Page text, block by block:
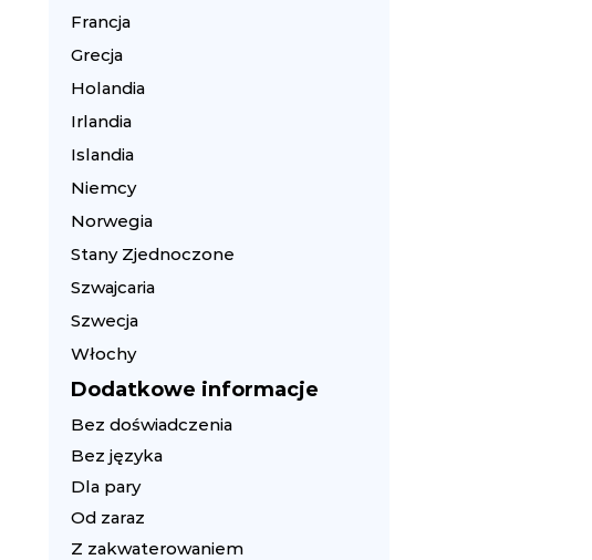
Francja
Grecja
Holandia
Irlandia
Islandia
Niemcy
Norwegia
Stany Zjednoczone
Szwajcaria
Szwecja
Włochy
Dodatkowe informacje
Bez doświadczenia
Bez języka
Dla pary
Od zaraz
Z zakwaterowaniem